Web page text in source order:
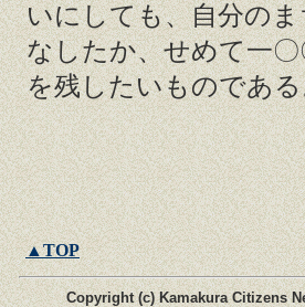
いにしても、自分の
なしたか、せめて一
を残したいものであ
▲TOP
Copyright (c) Kamakura Citizens